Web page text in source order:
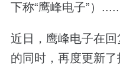
下称“鹰峰电子”）
近日，鹰峰电子在
的同时，再度更新了